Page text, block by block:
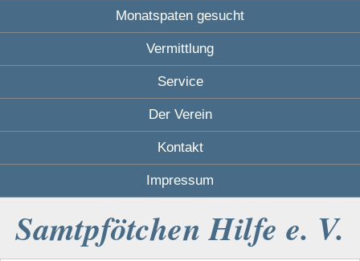
Monatspaten gesucht
Vermittlung
Service
Der Verein
Kontakt
Impressum
Samtpfötchen Hilfe e. V.